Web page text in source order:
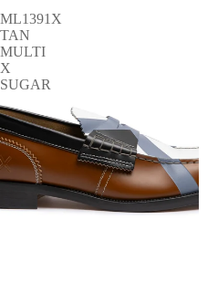
ML1391X
TAN
MULTI
X
SUGAR